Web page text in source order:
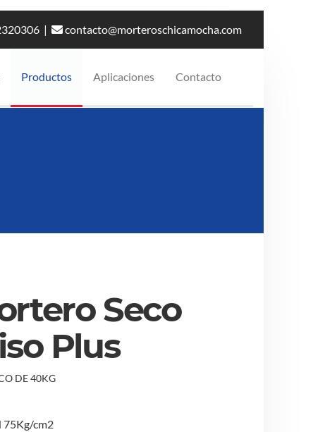
| contacto@morteroschicamocha.com
Productos Aplicaciones Contacto
Seco
Plus
DE 40KG
75Kg/cm2